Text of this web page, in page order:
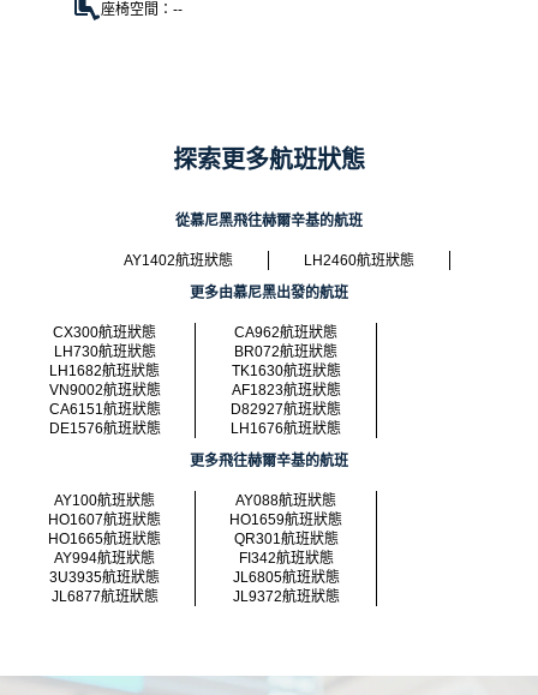
座椅空間：--
探索更多航班狀態
從慕尼黑飛往赫爾辛基的航班
AY1402航班狀態
LH2460航班狀態
更多由慕尼黑出發的航班
CX300航班狀態
CA962航班狀態
LH730航班狀態
BR072航班狀態
LH1682航班狀態
TK1630航班狀態
VN9002航班狀態
AF1823航班狀態
CA6151航班狀態
D82927航班狀態
DE1576航班狀態
LH1676航班狀態
更多飛往赫爾辛基的航班
AY100航班狀態
AY088航班狀態
HO1607航班狀態
HO1659航班狀態
HO1665航班狀態
QR301航班狀態
AY994航班狀態
FI342航班狀態
3U3935航班狀態
JL6805航班狀態
JL6877航班狀態
JL9372航班狀態